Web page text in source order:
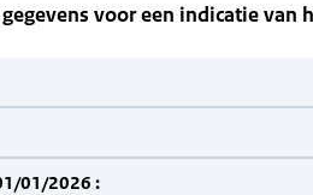
voor een indicatie van
01/2026 :